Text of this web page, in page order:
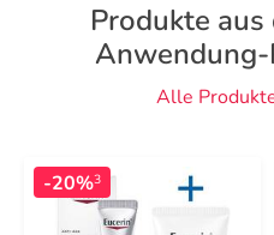
Produkte
Alle
-20%3